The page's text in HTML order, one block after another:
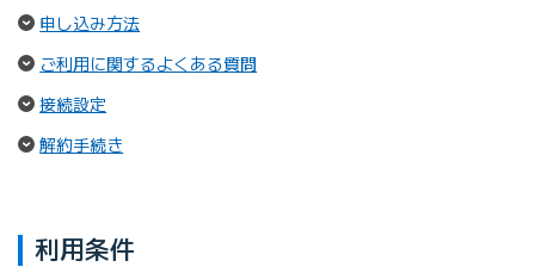
申し込み方法（ページ内リンク）
ご利用に関するよくある質問
接続設定
解約手続き
利用条件